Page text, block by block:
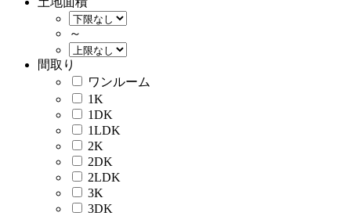
～
間取り
ワンルーム
1K
1DK
1LDK
2K
2DK
2LDK
3K
3DK